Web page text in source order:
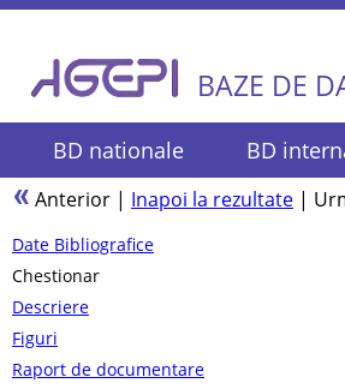
BAZE DE
BD nationale BD
Anterior | Inapoi la rezultate |
Date Bibliografice
Chestionar
Descriere
Figuri
Raport de documentare